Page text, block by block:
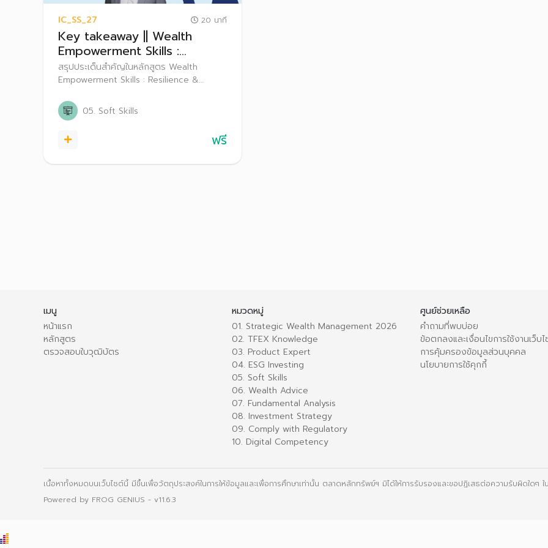
IC_SS_27 20 นาที
Key takeaway || Wealth
Empowerment Skills :
Resilience & Adaptability in
the Workplace
สรุปประเด็นสำคัญในหลักสูตร Wealth
Empowerment Skills : Resilience &
05. Soft Skills
ฟรี
เมนู
หน้าแรก
หลักสูตร
ตรวจสอบใบวุฒิบัตร
หมวดหมู่
01. Strategic Wealth Management 2026
02. TFEX Knowledge
03. Product Expert
04. ESG Investing
05. Soft Skills
06. Wealth Advice
07. Fundamental Analysis
08. Investment Strategy
09. Comply with Regulatory
10. Digital Competency
ศูนย์ช่วยเหลือ
คำถามที่พบบ่อย
ข้อตกลงและเงื่อนไขการใช้งานเว็บ
การคุ้มครองข้อมูลส่วนบุคคล
นโยบายการใช้คุกกี้
เนื้อหาทั้งหมดบนเว็บไซต์นี้ มีขึ้นเพื่อวัตถุประสงค์ในการให้ข้อมูลและเพื่อการศึกษาเท่านั้น ตลาดหลักทรัพย์ฯ มิได้ให้การรับรองและขอปฏิเสธต่อความรับผิดใดๆ ใ
Powered by FROG GENIUS - v11.6.3